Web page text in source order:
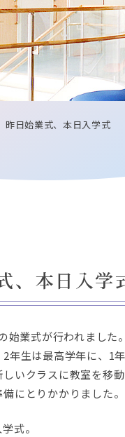
昨日始業式、本日入学式
、本日入学
始業式が行われました。
年生は最高学年に、1
いクラスに教室を移動
にとりかかりました。
式。